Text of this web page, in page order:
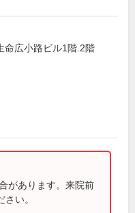
命広小路ビル1階.2階
があります。来院前
い。